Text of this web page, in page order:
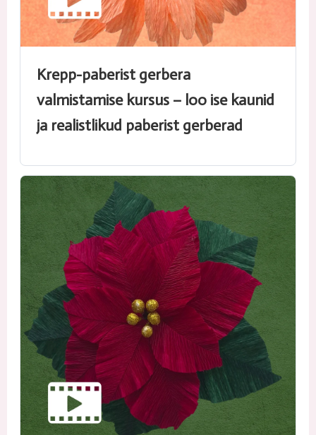
Krepp-paberist gerbera
valmistamise kursus – loo ise kaunid
ja realistlikud paberist gerberad